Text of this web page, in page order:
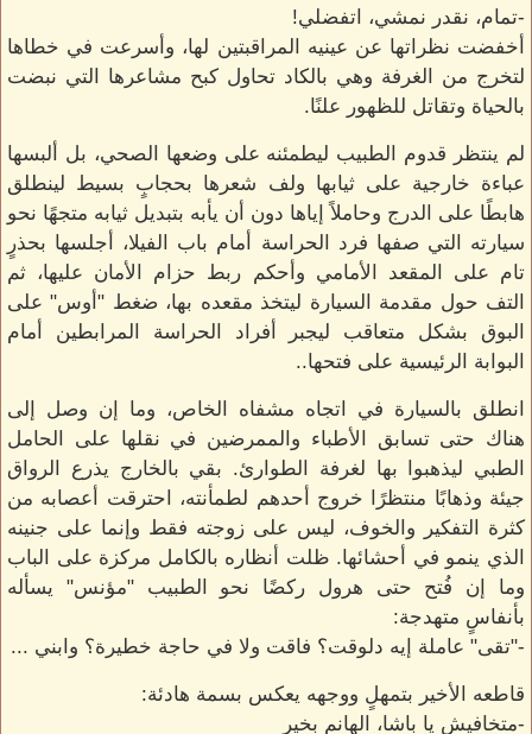
-تمام، نقدر نمشي، اتفضلي!
أخفضت نظراتها عن عينيه المراقبتين لها، وأسرعت في خطاها
لتخرج من الغرفة وهي بالكاد تحاول كبح مشاعرها التي نبضت
بالحياة وتقاتل للظهور علنًا.
لم ينتظر قدوم الطبيب ليطمئنه على وضعها الصحي، بل ألبسها
عباءة خارجية على ثيابها ولف شعرها بحجابٍ بسيط لينطلق
هابطًا على الدرج وحاملاً إياها دون أن يأبه بتبديل ثيابه متجهًا نحو
سيارته التي صفها فرد الحراسة أمام باب الفيلا، أجلسها بحذرٍ
تام على المقعد الأمامي وأحكم ربط حزام الأمان عليها، ثم
التف حول مقدمة السيارة ليتخذ مقعده بها، ضغط "أوس" على
البوق بشكل متعاقب ليجبر أفراد الحراسة المرابطين أمام
البوابة الرئيسية على فتحها..
انطلق بالسيارة في اتجاه مشفاه الخاص، وما إن وصل إلى
هناك حتى تسابق الأطباء والممرضين في نقلها على الحامل
الطبي ليذهبوا بها لغرفة الطوارئ. بقي بالخارج يذرع الرواق
جيئة وذهابًا منتظرًا خروج أحدهم لطمأنته، احترقت أعصابه من
كثرة التفكير والخوف، ليس على زوجته فقط وإنما على جنينه
الذي ينمو في أحشائها. ظلت أنظاره بالكامل مركزة على الباب
وما إن فُتح حتى هرول ركضًا نحو الطبيب "مؤنس" يسأله
بأنفاسٍ متهدجة:
-"تقى" عاملة إيه دلوقت؟ فاقت ولا في حاجة خطيرة؟ وابني ...
قاطعه الأخير بتمهلٍ ووجهه يعكس بسمة هادئة:
-متخافيش يا باشا، الهانم بخير